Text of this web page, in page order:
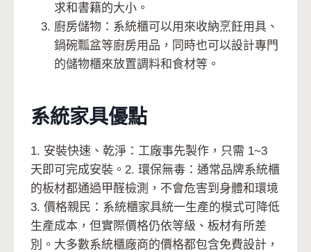
求和書籍的大小。
廚房儲物：系統櫃可以用來收納烹飪用具、
鍋碗瓢盆等廚房用品，同時也可以設計專門
的儲物櫃來放置調料和食材等。
系統家具優點
1. 安裝快速、乾淨：工廠事先製作，只需 1~3
天即可完成安裝。2. 環保無毒：通常品牌系統櫃
的板材都通過甲醛檢測，不會危害到身體和環境
3. 價格親民：系統櫃家具統一生產的模式可降低
生產成本，但實際價格仍依等級、板材有所差
別。大多數系統櫃廠商的價格都包含免費設計，